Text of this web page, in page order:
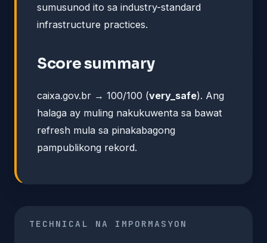
sumusunod ito sa industry-standard
infrastructure practices.
Score summary
caixa.gov.br → 100/100 (very_safe). Ang
halaga ay muling nakukuwenta sa bawat
refresh mula sa pinakabagong
pampublikong rekord.
TECHNICAL NA IMPORMASYON